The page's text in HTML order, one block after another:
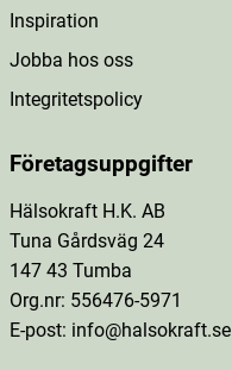
Inspiration
Jobba hos oss
Integritetspolicy
Företagsuppgifter
Hälsokraft H.K. AB
Tuna Gårdsväg 24
147 43 Tumba
Org.nr: 556476-5971
E-post: info@halsokraft.se